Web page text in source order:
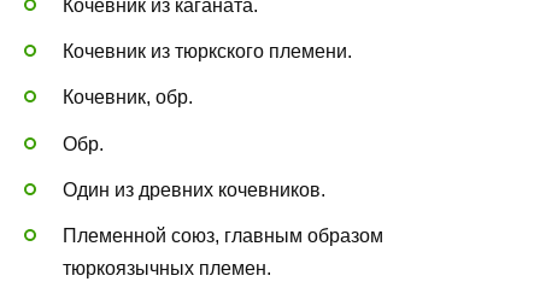
Кочевник из каганата.
Кочевник из тюркского племени.
Кочевник, обр.
Обр.
Один из древних кочевников.
Племенной союз, главным образом
тюркоязычных племен.